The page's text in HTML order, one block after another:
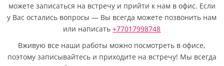
можете записаться на встречу и прийти к нам в офис. Если
у Вас остались вопросы — Вы всегда можете позвонить нам
или написать+77017998748
Вживую все наши работы можно посмотреть в офисе,
поэтому записывайтесь и приходите на встречу! Мы всегда